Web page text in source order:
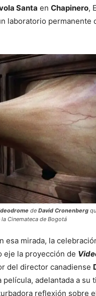
Santa en Chapinero,
laboratorio permanente
de David Cronenberg
Cinemateca de Bogotá
esa mirada, la
eje la proyección de
del director canadiense
película, adelantada a su
reflexión sobre